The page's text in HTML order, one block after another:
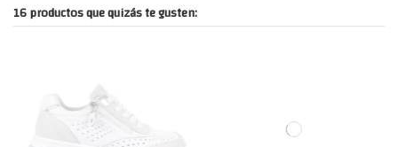
16 productos que quizás te gusten: